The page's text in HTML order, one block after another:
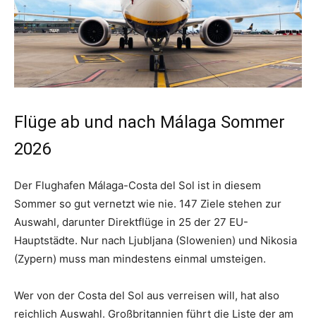
Flüge ab und nach Málaga Sommer
2026
Der Flughafen Málaga-Costa del Sol ist in diesem
Sommer so gut vernetzt wie nie. 147 Ziele stehen zur
Auswahl, darunter Direktflüge in 25 der 27 EU-
Hauptstädte. Nur nach Ljubljana (Slowenien) und Nikosia
(Zypern) muss man mindestens einmal umsteigen.
Wer von der Costa del Sol aus verreisen will, hat also
reichlich Auswahl. Großbritannien führt die Liste der am